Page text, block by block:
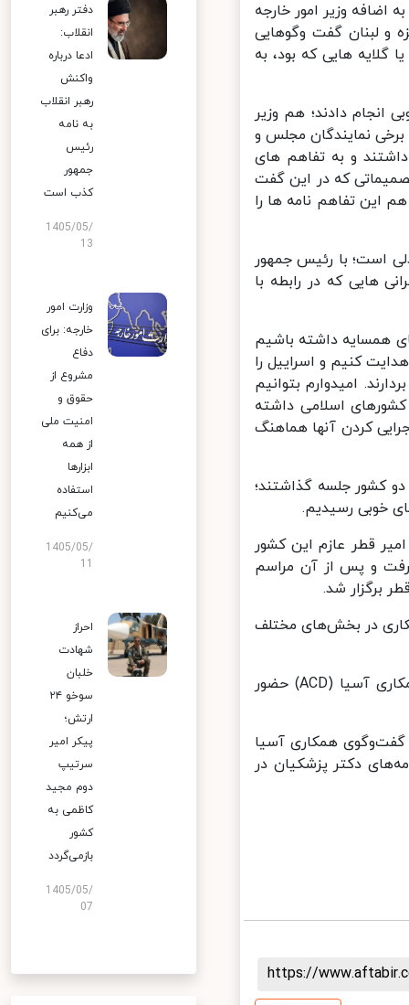
وزیر امور خارجه
لبنان گفت وگوهایی
هایی که بود، به
دادند؛ هم وزیر
نمایندگان مجلس و
و به تفاهم های
که در این گفت
این تفاهم نامه ها را
است؛ با رئیس جمهور
هایی که در رابطه با
همسایه داشته باشیم
کنیم و اسراییل را
امیدوارم بتوانیم
اسلامی داشته
کردن آنها هماهنگ
دو کشور جلسه گذاشتند؛
خوبی رسیدیم.
۱۱ مهر ۱۴۰۳ به دعوت رسمی امیر قطر عازم این کشور
و پس از آن مراسم
برگزار شد.
تفاهم همکاری در بخش‌های مختلف
پزشکیان در روز دوم این سفر نیز در نوزدهمین اجلاس مجمع گفتگوی همکاری آسیا (ACD) حضور
همکاری آسیا
دکتر پزشکیان در
https://
دفتر رهبر
انقلاب:
ادعا درباره
واکنش
رهبر انقلاب
به نامه
رئیس
جمهور
کذب است
1405/05/
13
وزارت امور
خارجه: برای
دفاع
مشروع از
حقوق و
امنیت ملی
از همه
ابزارها
استفاده
می‌کنیم
1405/05/
احراز
شهادت
خلبان
سوخو ۲۴
ارتش؛
پیکر امیر
سرتیپ
دوم مجید
کاظمی به
کشور
بازمی‌گردد
1405/05/
07